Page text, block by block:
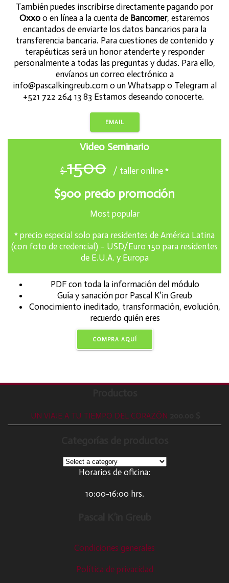
También puedes inscribirse directamente pagando por
Oxxo o en línea a la cuenta de Bancomer, estaremos
encantados de enviarte los datos bancarios para la
transferencia bancaria. Para cuestiones de contenido y
terapéuticas será un honor atenderte y responder
personalmente a todas las preguntas y dudas. Para ello,
envíanos un correo electrónico a
info@pascalkingreub.com o un Whatsapp o Telegram al
+521 722 264 13 83 Estamos deseando conocerte.
EMAIL
Video Seminario
$1500 / taller online *
$900 precio promoción
Most popular
* precio especial solo para residentes de América Latina
(con foto de credencial) – USD/Euro 150 para residentes
de E.U.A. y Europa
PDF con toda la información del módulo
Guía y sanación por Pascal K’in Greub
Conocimiento ineditado, transformación, evolución,
recuerdo quién eres
COMPRA AQUÍ
UN VIAJE A TU TIEMPO DEL CORAZÓN
Horarios de oficina:
10:00-16:00 hrs.
Condiciones generales
Política de privacidad